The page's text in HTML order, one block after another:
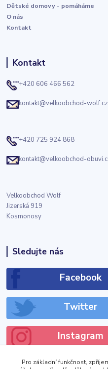
Dětské domovy - pomáháme
O nás
Kontakt
Kontakt
+420 606 466 562
kontakt@velkoobchod-wolf.cz
+420 725 924 868
kontakt@velkoobchod-
Velkoobchod Wolf
Jizerská 919
Kosmonosy
Sledujte nás
Facebook
Twitter
Instagram
Pro základní funkčnost,